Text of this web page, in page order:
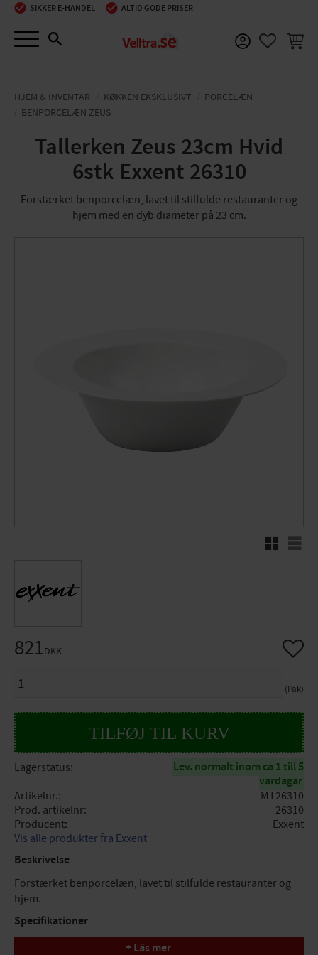
Menu
SIKKER E-HANDEL ALTID GODE PRISER
HJEM & INVENTAR KØKKEN EKSKLUSIVT
PORCELÆN
BENPORCELÆN ZEUS
Tallerken Zeus 23cm Hvid
6stk Exxent 26310
Forstærket benporcelæn, lavet til stilfulde restauranter og
hjem med en dyb diameter på 23 cm.
RutenettListe
821DKK
Pak
Gem
Lagerstatus
Lev. normalt inom ca 1 till 5
vardagar
Artikelnr.
MT26310
Prod. artikelnr
26310
Producent
Exxent
Vis alle produkter fra Exxent
Beskrivelse
Forstærket benporcelæn, lavet til stilfulde restauranter og
hjem.
Specifikationer
+ Läs mer